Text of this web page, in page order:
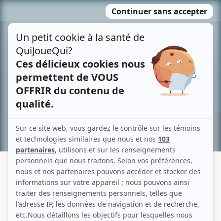
MENU
contenu
Recherche avancée »
RUDY MAGNAN
Liens
Fiche de Rudy Magnan sur Showbizz.net